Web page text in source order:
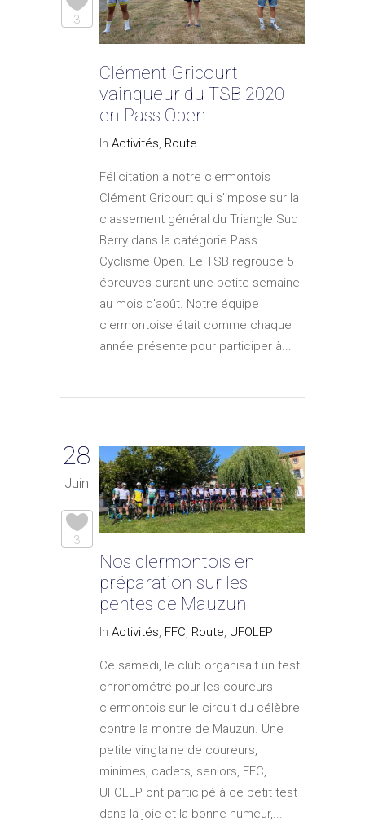
3
Clément Gricourt
vainqueur du TSB 2020
en Pass Open
In Activités Route
Félicitation à notre clermontois
Clément Gricourt qui s'impose sur la
classement général du Triangle Sud
Berry dans la catégorie Pass
Cyclisme Open. Le TSB regroupe 5
épreuves durant une petite semaine
au mois d'août. Notre équipe
clermontoise était comme chaque
année présente pour participer à...
28
Juin
3
Nos clermontois en
préparation sur les
pentes de Mauzun
In Activités, FFC, Route, UFOLEP
Ce samedi, le club organisait un test
chronométré pour les coureurs
clermontois sur le circuit du célèbre
contre la montre de Mauzun. Une
petite vingtaine de coureurs,
minimes, cadets, seniors, FFC,
UFOLEP ont participé à ce petit test
dans la joie et la bonne humeur,...